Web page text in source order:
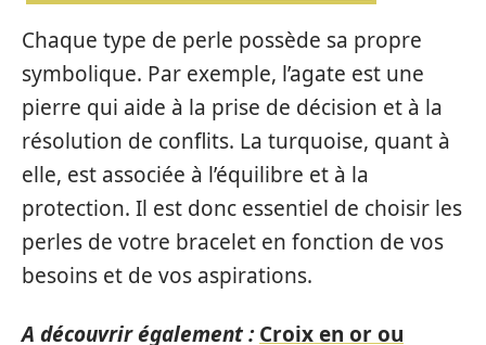
Chaque type de perle possède sa propre
symbolique. Par exemple, l’agate est une
pierre qui aide à la prise de décision et à la
résolution de conflits. La turquoise, quant à
elle, est associée à l’équilibre et à la
protection. Il est donc essentiel de choisir les
perles de votre bracelet en fonction de vos
besoins et de vos aspirations.
A découvrir également : Croix en or ou